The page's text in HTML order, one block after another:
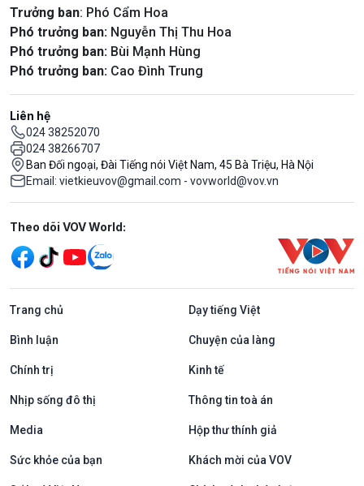
Trưởng ban: Phó Cẩm Hoa
Phó trưởng ban: Nguyễn Thị Thu Hoa
Phó trưởng ban: Bùi Mạnh Hùng
Phó trưởng ban: Cao Đình Trung
Liên hệ
024 38252070
024 38266707
Ban Đối ngoại, Đài Tiếng nói Việt Nam, 45 Bà Triệu, Hà Nội
Email: vietkieuvov@gmail.com - vovworld@vov.vn
Mạng xã hội
Theo dõi VOV World:
Trang chủ Dạy tiếng Việt
Bình luận Chuyện của làng
Chính trị Kinh tế
Nhịp sống đô thị Thông tin toà án
Media Hộp thư thính giả
Sức khỏe của bạn Khách mời của VOV